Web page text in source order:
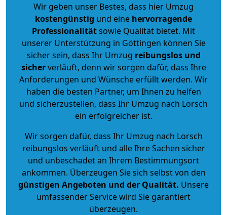
Wir geben unser Bestes, dass hier Umzug
kostengünstig und eine hervorragende
Professionalitätsowie Qualität bietet. Mit
unserer Unterstützung in Göttingen können Sie
sicher sein, dass Ihr Umzug reibungslos und
sicherverläuft, denn wir sorgen dafür, dass Ihre
Anforderungen und Wünsche erfüllt werden. Wir
haben die besten Partner, um Ihnen zu helfen
und sicherzustellen, dass Ihr Umzug nach Lorsch
ein erfolgreicher ist.
Wir sorgen dafür, dass Ihr Umzug nach Lorsch
reibungslos verläuft und alle Ihre Sachen sicher
und unbeschadet an Ihrem Bestimmungsort
ankommen. Überzeugen Sie sich selbst von den
günstigen Angeboten und der Qualität. Unsere
umfassender Service wird Sie garantiert
überzeugen.